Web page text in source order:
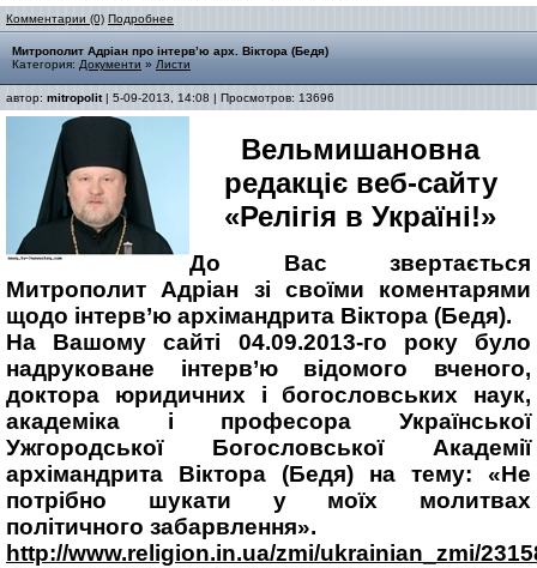
Комментарии (0) Подробнее
Митрополит Адріан про інтерв’ю арх. Віктора (Бедя)
Категория: Документи » Листи
автор: mitropolit| 5-09-2013, 14:08 | Просмотров: 13696
Вельмишановна
редакціє веб-сайту
«Релігія в Україні!»
До Вас звертається
Митрополит Адріан зі своїми коментарями
щодо інтерв’ю архімандрита Віктора (Бедя).
На Вашому сайті 04.09.2013-го року було
надруковане інтерв’ю відомого вченого,
доктора юридичних і богословських наук,
академіка і професора Української
Ужгородської Богословської Академії
архімандрита Віктора (Бедя) на тему: «Не
потрібно шукати у моїх молитвах
політичного забарвлення».
http://www.religion.in.ua/zmi/ukrainian_zmi/